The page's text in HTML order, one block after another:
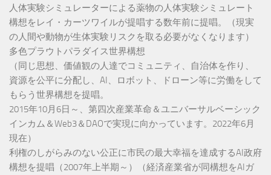
人体実験シミュレーターによる薬物の人体実験シミュレート
構想をレイ・カーツワイルが提唱する数年前に提唱。（現実
の人間や動物が生体実験リスクを取る必要がなくなります）
多色プラウトパラダイス世界構想
（同じ思想、価値観の人達でコミュニティ、自治体を作り、
資源を公平に分配し、AI、ロボット、ドローン等に労働をして
もらう世界構想を提唱。
2015年10月6日～、第四次産業革命＆ユニバーサルベーシック
インカム＆Web3＆DAOで実現に向かっています。2022年6月
現在）
利権のしがらみのない公正に市民の最大幸福を達成するAI政府
構想を提唱（2007年上半期～）（経済産業省が同構想をAIガ